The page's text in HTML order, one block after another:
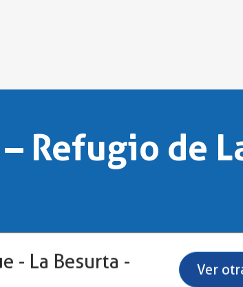
Refugio de
- La Besurta -
Ver